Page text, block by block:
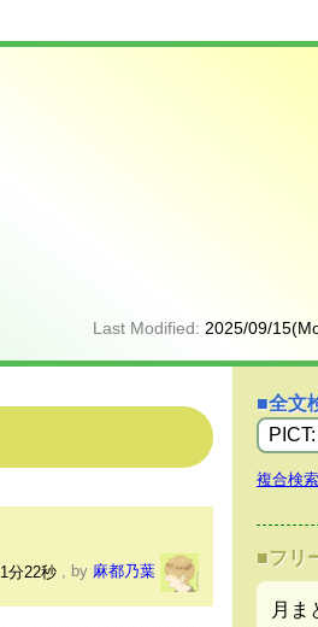
Last Modified:2025/09/
分22秒 , by 麻都乃葉
■全文
複合検
■フリ
月ま